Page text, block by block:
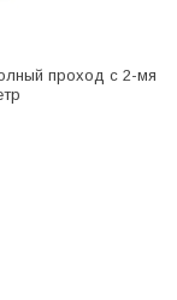
проход с 2-мя